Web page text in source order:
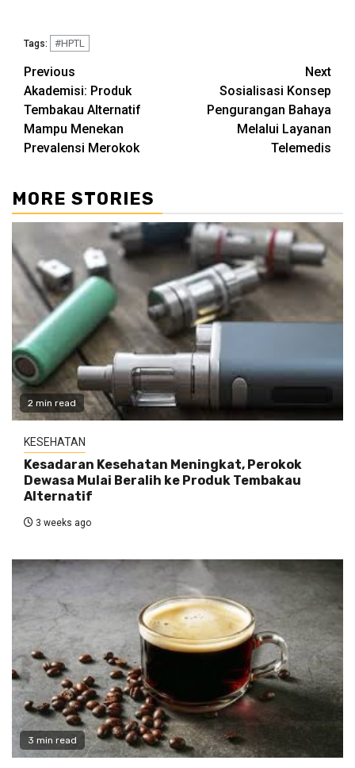
Tags: #HPTL
Continue
Reading
Previous
Akademisi: Produk
Tembakau Alternatif
Mampu Menekan
Prevalensi Merokok
Next
Sosialisasi Konsep
Pengurangan Bahaya
Melalui Layanan
Telemedis
MORE STORIES
2 min read
KESEHATAN
Kesadaran Kesehatan Meningkat, Perokok
Dewasa Mulai Beralih ke Produk Tembakau
Alternatif
3 weeks ago
3 min read